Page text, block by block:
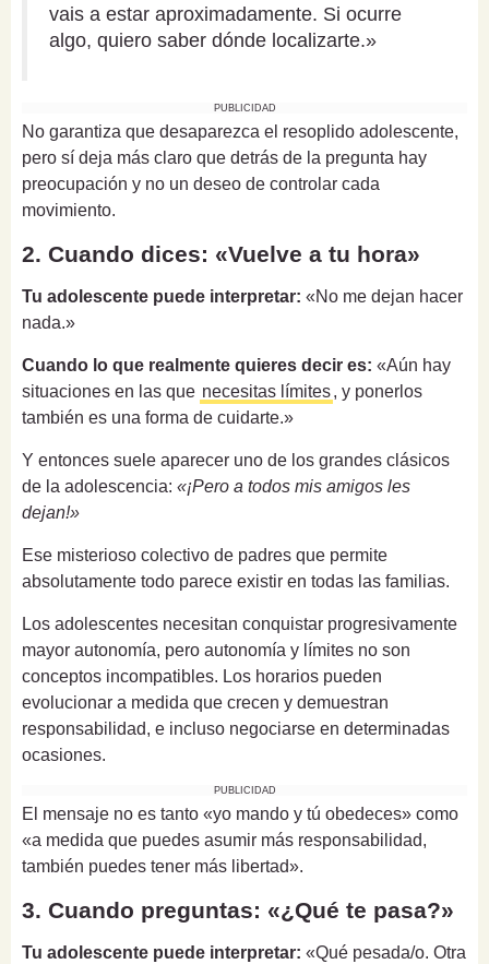
vais a estar aproximadamente. Si ocurre
algo, quiero saber dónde localizarte.»
PUBLICIDAD
No garantiza que desaparezca el resoplido adolescente,
pero sí deja más claro que detrás de la pregunta hay
preocupación y no un deseo de controlar cada
movimiento.
2. Cuando dices: «Vuelve a tu hora»
Tu adolescente puede interpretar: «No me dejan hacer
nada.»
Cuando lo que realmente quieres decir es: «Aún hay
situaciones en las que necesitas límites, y ponerlos
también es una forma de cuidarte.»
Y entonces suele aparecer uno de los grandes clásicos
de la adolescencia: «¡Pero a todos mis amigos les
dejan!»
Ese misterioso colectivo de padres que permite
absolutamente todo parece existir en todas las familias.
Los adolescentes necesitan conquistar progresivamente
mayor autonomía, pero autonomía y límites no son
conceptos incompatibles. Los horarios pueden
evolucionar a medida que crecen y demuestran
responsabilidad, e incluso negociarse en determinadas
ocasiones.
PUBLICIDAD
El mensaje no es tanto «yo mando y tú obedeces» como
«a medida que puedes asumir más responsabilidad,
también puedes tener más libertad».
3. Cuando preguntas: «¿Qué te pasa?»
Tu adolescente puede interpretar: «Qué pesada/o. Otra